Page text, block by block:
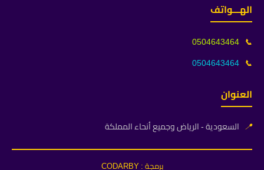
الهـــواتف
📞
0504643464
📞
0504643464
العنوان
📍 السعودية - الرياض وجميع أنحاء المملكة
برمجة : CODARBY